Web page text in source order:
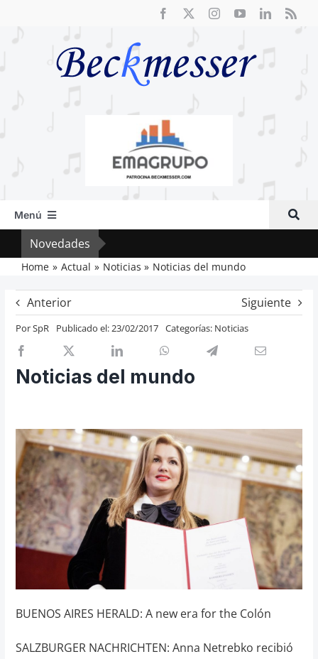
Menú
Inicio
Actual
Artículos
Previos de ópera
Entrevistas
Recomendación
Nosotros y privacidad
Buscar:
Novedades
Home Actual Noticias Noticias del mundo
Anterior Siguiente
PorSpR Publicado el: 23/02/2017 Categorías: Noticias
Noticias del mundo
BUENOS AIRES HERALD: A new era for the Colón
SALZBURGER NACHRICHTEN: Anna Netrebko recibió